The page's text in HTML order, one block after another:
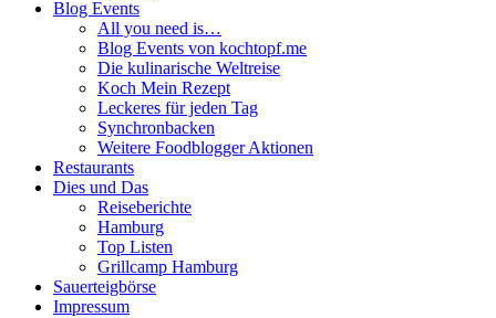
Blog Events
All you need is…
Blog Events von kochtopf.me
Die kulinarische Weltreise
Koch Mein Rezept
Leckeres für jeden Tag
Synchronbacken
Weitere Foodblogger Aktionen
Restaurants
Dies und Das
Reiseberichte
Hamburg
Top Listen
Grillcamp Hamburg
Sauerteigbörse
Impressum